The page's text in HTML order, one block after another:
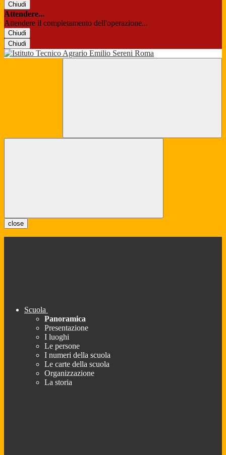
Chiudi
Attendere...
Attendere il completamento dell'operazione...
Chiudi
Chiudi
close
Scuola
Panoramica
Presentazione
I luoghi
Le persone
I numeri della scuola
Le carte della scuola
Organizzazione
La storia